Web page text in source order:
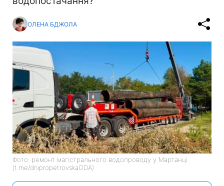
ОЛЕНА БДЖОЛА
Фото: ремонт магістрального водопроводу у Марганці
(t.me/dnipropetrovskaODA)